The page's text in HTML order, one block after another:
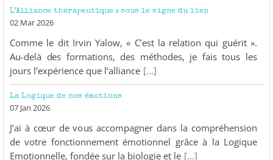
L’Alliance thérapeutique : sous le signe du lien
02 Mar 2026
Comme le dit Irvin Yalow, « C’est la relation qui guérit ».
Au-delà des formations, des méthodes, je fais tous les
jours l’expérience que l’alliance [...]
La Logique de nos émotions
07 Jan 2026
J’ai à cœur de vous accompagner dans la compréhension
de votre fonctionnement émotionnel grâce à la Logique
Emotionnelle, fondée sur la biologie et le [...]
Bonjour et bienvenue dans le
Cabinet des Thérapies !
Et hop ! Pour ne rien louper de
mon actu,
Charleureusement,
Anick
Corps/Coeur/Créativité/Communication